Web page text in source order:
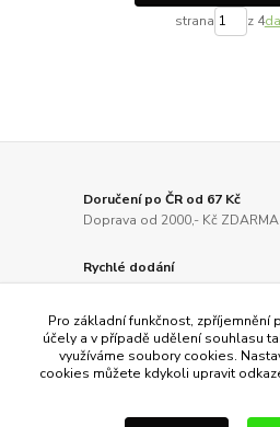
strana z 4
Doručení po ČR od 67 Kč
Doprava od 2000,- Kč ZDARMA
Rychlé dodání
Odesíláme do 24 hodin
Kvalitní produkty
Zakládáme si na kvalitě
Pro základní funkčnost, zpříjemnění
účely a v případě udělení souhlasu
využíváme soubory cookies.
cookies můžete kdykoli upravit